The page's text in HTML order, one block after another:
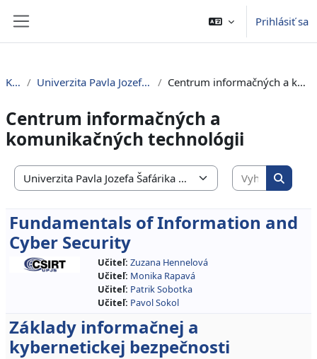
Prihlásiť sa
Kurzy Univerzita Pavla Jozefa Šafárika v Košiciach Centrum informačných a komunikačných technológii
Centrum informačných a
komunikačných technológii
Kategórie kurzov
Vyhľadať
Fundamentals of Information and
Cyber Security
Učiteľ: Zuzana Hennelová
Učiteľ: Monika Rapavá
Učiteľ: Patrik Sobotka
Učiteľ: Pavol Sokol
Základy informačnej a
kybernetickej bezpečnosti